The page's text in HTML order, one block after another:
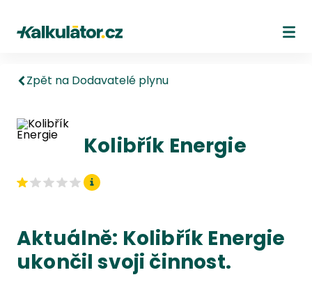
Kalkulátor.cz
Zpět na Dodavatelé plynu
Kolibřík Energie
Aktuálně: Kolibřík Energie
ukončil svoji činnost.